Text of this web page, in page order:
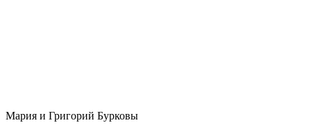
Мария и Григорий Бурковы